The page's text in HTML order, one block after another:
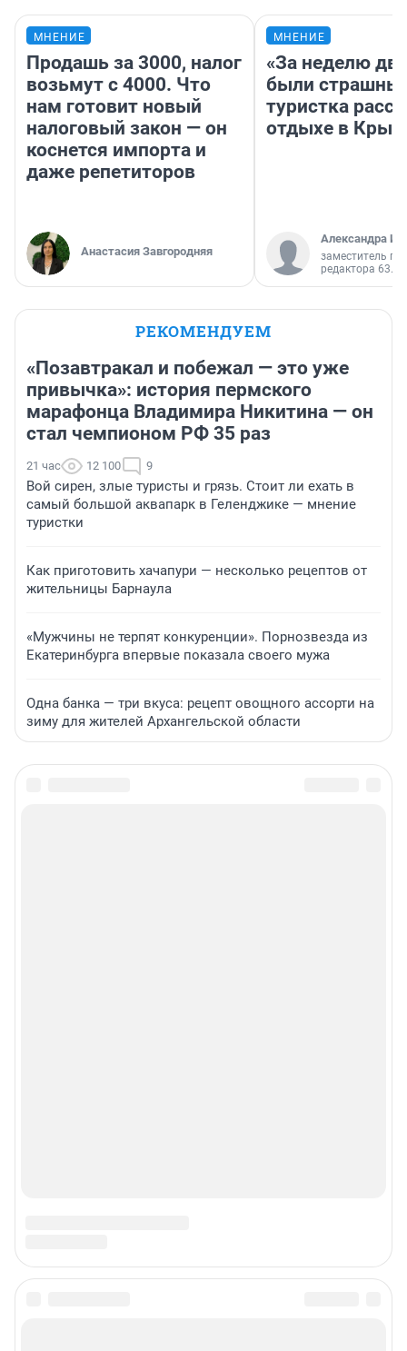
МНЕНИЕ
Продашь за 3000, налог
возьмут с 4000. Что
нам готовит новый
налоговый закон — он
коснется импорта и
даже репетиторов
Анастасия Завгородняя
МНЕНИЕ
«За неделю
были
туристка
отдыхе в
Александра
заместитель
редактора 63.RU
РЕКОМЕНДУЕМ
«Позавтракал и побежал — это уже
привычка»: история пермского
марафонца Владимира Никитина — он
стал чемпионом РФ 35 раз
21 час 12 100 9
Вой сирен, злые туристы и грязь. Стоит ли ехать в
самый большой аквапарк в Геленджике — мнение
туристки
Как приготовить хачапури — несколько рецептов от
жительницы Барнаула
«Мужчины не терпят конкуренции». Порнозвезда из
Екатеринбурга впервые показала своего мужа
Одна банка — три вкуса: рецепт овощного ассорти на
зиму для жителей Архангельской области